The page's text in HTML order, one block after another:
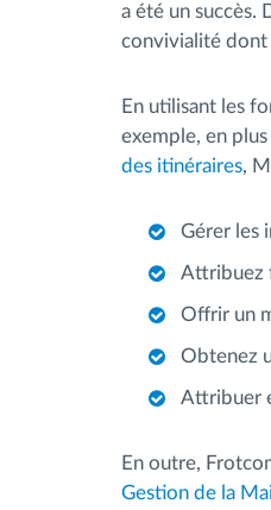
a été un succès.
convivialité dont
En utilisant les
exemple, en
des itinéraires,
Gérer les
Attribuez
Offrir un
Obtenez
Attribuer
En outre,
Gestion de la